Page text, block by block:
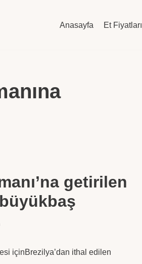
Anasayfa Et Fiyatları
getirilen
içinBrezilya’dan ithal edilen